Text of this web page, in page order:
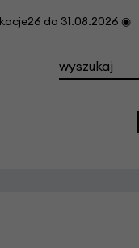
do 31.08.2026 ◉